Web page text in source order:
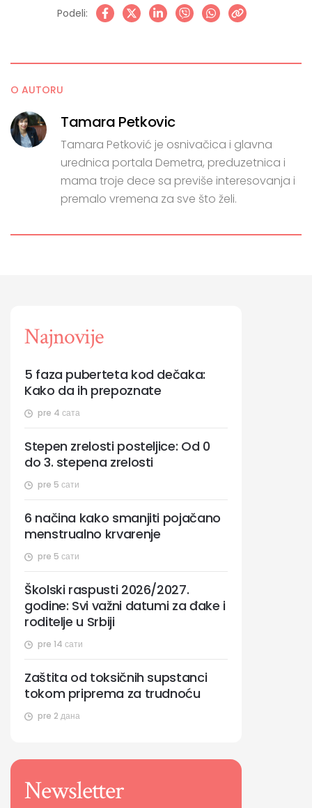
Podeli:
O AUTORU
Tamara Petkovic
Tamara Petković je osnivačica i glavna
urednica portala Demetra, preduzetnica i
mama troje dece sa previše interesovanja i
premalo vremena za sve što želi.
Najnovije
pre 4 сата
5 faza puberteta kod dečaka:
Kako da ih prepoznate
pre 5 сати
Stepen zrelosti posteljice: Od 0
do 3. stepena zrelosti
pre 5 сати
6 načina kako smanjiti pojačano
menstrualno krvarenje
pre 14 сати
Školski raspusti 2026/2027.
godine: Svi važni datumi za đake i
roditelje u Srbiji
pre 2 дана
Zaštita od toksičnih supstanci
tokom priprema za trudnoću
Newsletter